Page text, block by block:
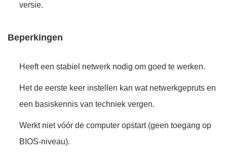
versie.
Beperkingen
Heeft een stabiel netwerk nodig om goed te werken.
Het de eerste keer instellen kan wat netwerkgepruts en
een basiskennis van techniek vergen.
Werkt niet vóór de computer opstart (geen toegang op
BIOS-niveau).